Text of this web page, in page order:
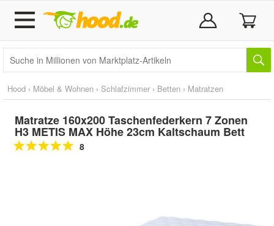
Hood › Möbel & Wohnen › Schlafzimmer › Betten › Matratzen
Matratze 160x200 Taschenfederkern 7 Zonen
H3 METIS MAX Höhe 23cm Kaltschaum Bett
8